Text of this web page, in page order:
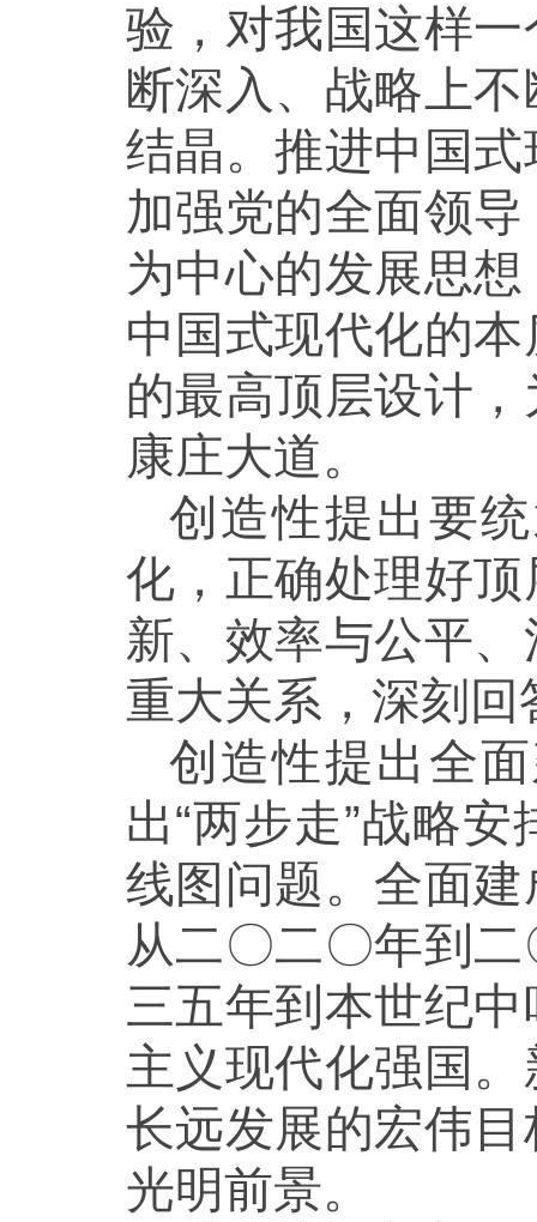
验，对我国这样
断深入、战略上
结晶。推进中国
加强党的全面领
为中心的发展思
中国式现代化的
的最高顶层设计
康庄大道。
创造性提出要
化，正确处理好
新、效率与公平
重大关系，深刻
创造性提出全
出“两步走”战略
线图问题。全面
从二〇二〇年到
三五年到本世纪
主义现代化强国
长远发展的宏伟
光明前景。